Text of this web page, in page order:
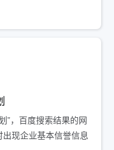
”，百度搜索结果的网
出现企业基本信誉信息